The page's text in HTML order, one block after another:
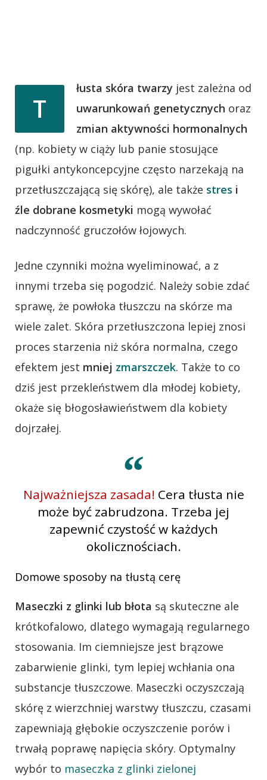
T
łusta skóra twarzy jest zależna od
uwarunkowań genetycznych oraz
zmian aktywności hormonalnych
(np. kobiety w ciąży lub panie stosujące
pigułki antykoncepcyjne często narzekają na
przetłuszczającą się skórę), ale także stres i
źle dobrane kosmetyki mogą wywołać
nadczynność gruczołów łojowych.
Jedne czynniki można wyeliminować, a z
innymi trzeba się pogodzić. Należy sobie zdać
sprawę, że powłoka tłuszczu na skórze ma
wiele zalet. Skóra przetłuszczona lepiej znosi
proces starzenia niż skóra normalna, czego
efektem jest mniej zmarszczek. Także to co
dziś jest przekleństwem dla młodej kobiety,
okaże się błogosławieństwem dla kobiety
dojrzałej.
Najważniejsza zasada! Cera tłusta nie
może być zabrudzona. Trzeba jej
zapewnić czystość w każdych
okolicznościach.
Domowe sposoby na tłustą cerę
Maseczki z glinki lub błota są skuteczne ale
krótkofalowo, dlatego wymagają regularnego
stosowania. Im ciemniejsze jest brązowe
zabarwienie glinki, tym lepiej wchłania ona
substancje tłuszczowe. Maseczki oczyszczają
skórę z wierzchniej warstwy tłuszczu, czasami
zapewniają głębokie oczyszczenie porów i
trwałą poprawę napięcia skóry. Optymalny
wybór to maseczka z glinki zielonej